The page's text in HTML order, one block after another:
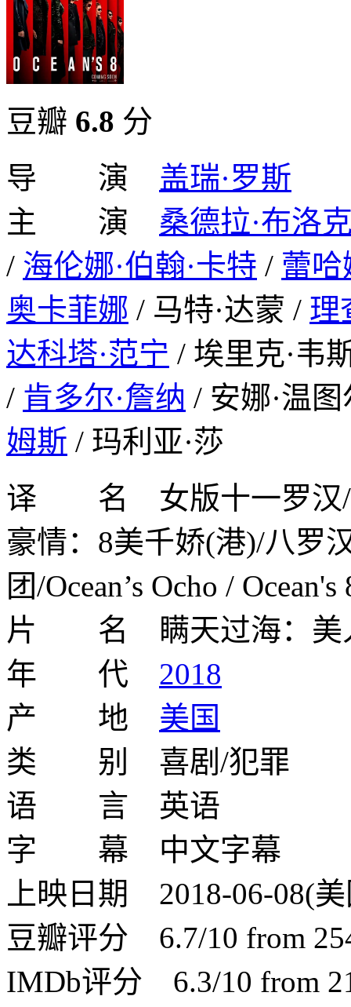
豆瓣 6.8 分
导 演 盖瑞·罗斯
主 演 桑德拉·布洛
/ 海伦娜·伯翰·卡特 / 蕾哈
奥卡菲娜 / 马特·达蒙 / 理
达科塔·范宁 / 埃里克·韦
/ 肯多尔·詹纳 / 安娜·温
姆斯 / 玛利亚·莎
译 名 女版十一罗汉/
豪情：8美千娇(港)/八罗
团/Ocean’s Ocho / Ocean's
片 名 瞒天过海：美人
年 代 2018
产 地 美国
类 别 喜剧/犯罪
语 言 英语
字 幕 中文字幕
上映日期 2018-06-08(
豆瓣评分 6.7/10 from
IMDb评分 6.3/10 from